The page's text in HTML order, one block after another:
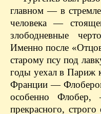
главном — в
человека —
злободневные
Именно после
старому псу под
годы уехал в Париж
Франции —
особенно Флобер,
прекрасного,